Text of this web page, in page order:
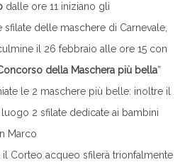
dalle ore 11 iniziano gli
delle maschere di Carnevale,
il 26 febbraio alle ore 15 con
della Maschera più bella”
le 2 maschere più belle: inoltre il
luogo 2 sfilate dedicate ai bambini
Marco
il Corteo acqueo sfilerà trionfalmente